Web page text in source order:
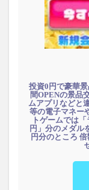
投資0円で豪華
間OPENの景品
ムアプリなどと
等の電子マネー
トゲームでは
円」分のメダル
円分のところ